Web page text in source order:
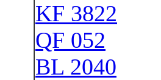
KF 3822
QF 052
BL 2040